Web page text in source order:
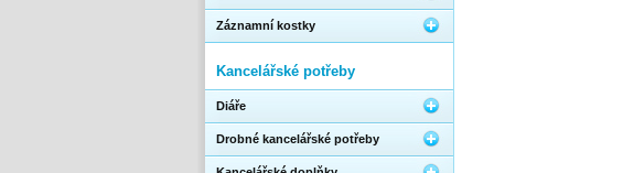
Záznamní kostky
Kancelářské potřeby
Diáře
Drobné kancelářské potřeby